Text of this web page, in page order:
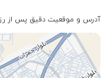
آدرس و موقعیت دقیق پس از